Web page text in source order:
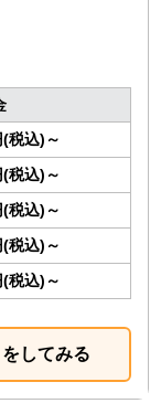
(税込)～
(税込)～
(税込)～
(税込)～
(税込)～
してみる